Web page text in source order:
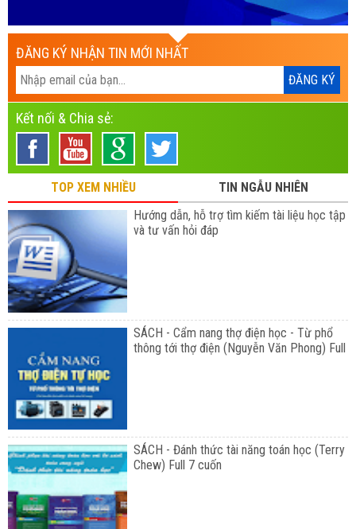
ĐĂNG KÝ NHẬN TIN MỚI NHẤT
Kết nối & Chia sẻ:
TOP XEM NHIỀU
TIN NGẪU NHIÊN
Hướng dẫn, hỗ trợ tìm kiếm tài liệu học tập
và tư vấn hỏi đáp
SÁCH - Cẩm nang thợ điện học - Từ phổ
thông tới thợ điện (Nguyễn Văn Phong) Full
SÁCH - Đánh thức tài năng toán học (Terry
Chew) Full 7 cuốn